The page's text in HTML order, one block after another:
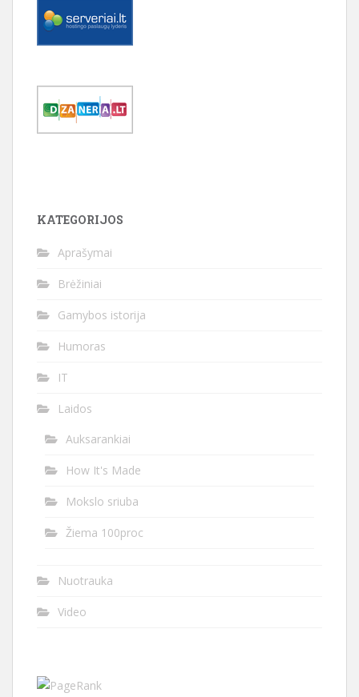
KATEGORIJOS
Aprašymai
Brėžiniai
Gamybos istorija
Humoras
IT
Laidos
Auksarankiai
How It's Made
Mokslo sriuba
Žiema 100proc
Nuotrauka
Video